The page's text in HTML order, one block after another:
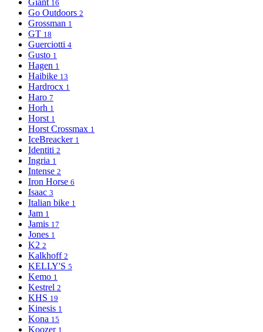
Giant 16
Go Outdoors 2
Grossman 1
GT 18
Guerciotti 4
Gusto 1
Hagen 1
Haibike 13
Hardrocx 1
Haro 7
Horh 1
Horst 1
Horst Crossmax 1
IceBreacker 1
Identiti 2
Ingria 1
Intense 2
Iron Horse 6
Isaac 3
Italian bike 1
Jam 1
Jamis 17
Jones 1
K2 2
Kalkhoff 2
KELLY'S 5
Kemo 1
Kestrel 2
KHS 19
Kinesis 1
Kona 15
Koozer 1